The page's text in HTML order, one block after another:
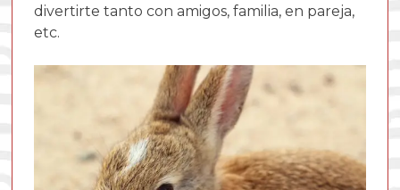
divertirte tanto con amigos, familia, en pareja,
etc.